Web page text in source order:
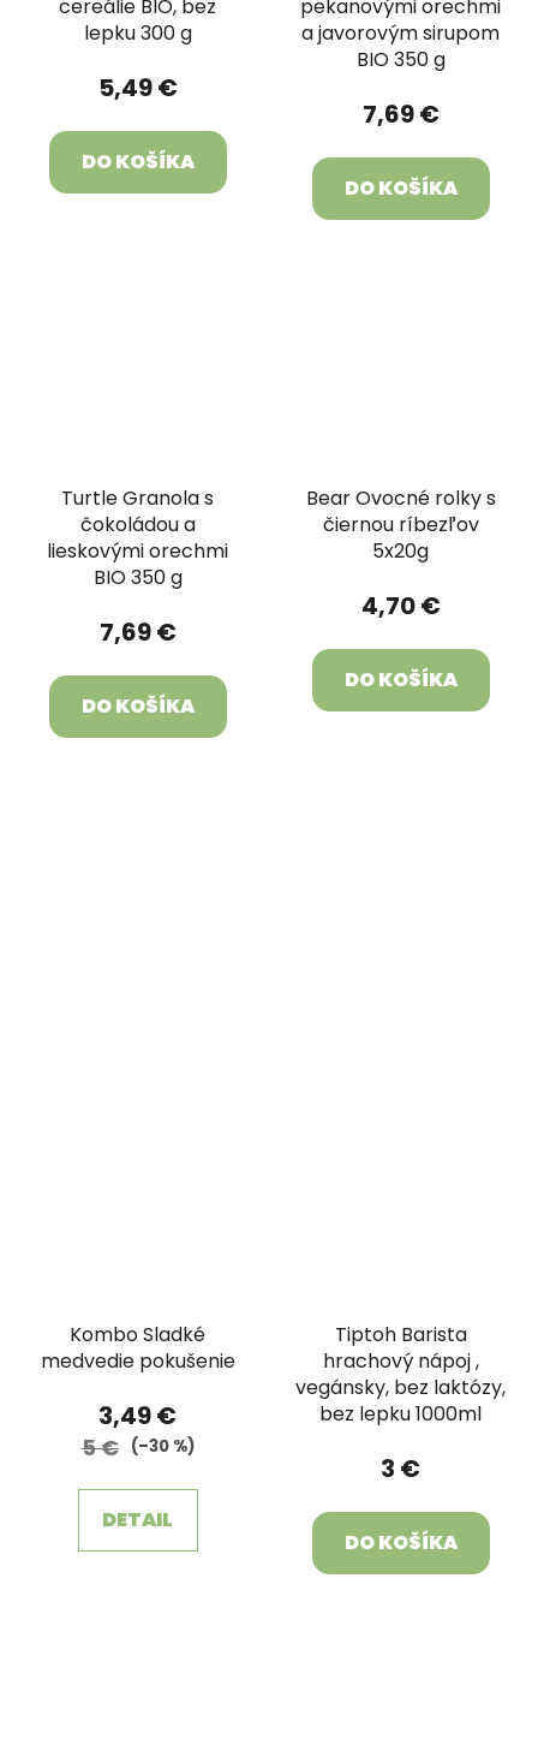
cereálie BIO, bez
lepku 300 g
5,49 €
DO KOŠÍKA
pekanovými orechmi
a javorovým sirupom
BIO 350 g
7,69 €
DO KOŠÍKA
Turtle Granola s
čokoládou a
lieskovými orechmi
BIO 350 g
7,69 €
DO KOŠÍKA
Bear Ovocné rolky s
čiernou ríbezľov
5x20g
4,70 €
DO KOŠÍKA
Kombo Sladké
medvedie pokušenie
3,49 €
5 € (–30 %)
DETAIL
Tiptoh Barista
hrachový nápoj ,
vegánsky, bez laktózy,
bez lepku 1000ml
3 €
DO KOŠÍKA